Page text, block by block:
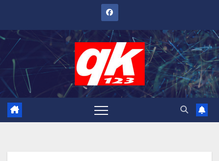
內